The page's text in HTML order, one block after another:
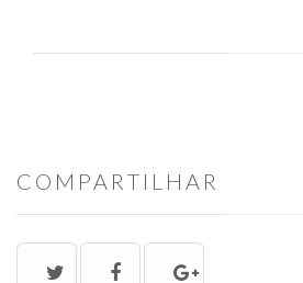
COMPARTILHAR